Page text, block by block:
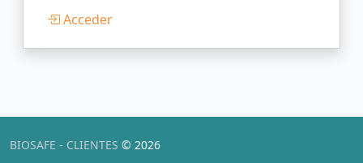
Acceder
BIOSAFE - CLIENTES © 2026